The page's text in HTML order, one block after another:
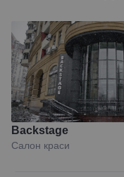
Backstage
Салон краси